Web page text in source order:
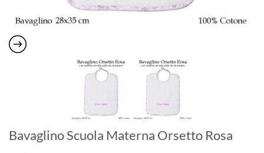
Bavaglino Scuola Materna Orsetto Rosa